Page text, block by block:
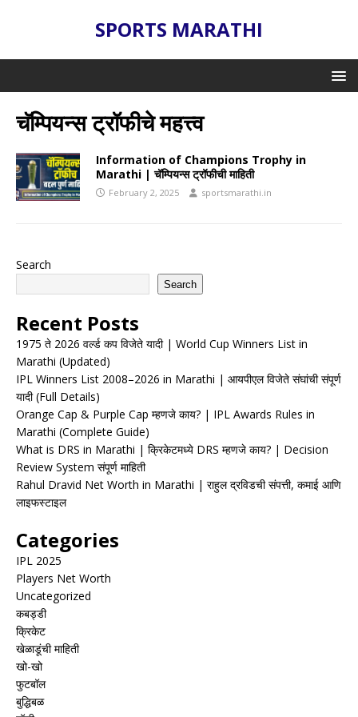
SPORTS MARATHI
चॅम्पियन्स ट्रॉफीचे महत्त्व
Information of Champions Trophy in
Marathi | चॅम्पियन्स ट्रॉफीची माहिती
February 2, 2025 sportsmarathi.in
Search
Search
Recent Posts
1975 ते 2026 वर्ल्ड कप विजेते यादी | World Cup Winners List in
Marathi (Updated)
IPL Winners List 2008–2026 in Marathi | आयपीएल विजेते संघांची संपूर्ण
यादी (Full Details)
Orange Cap & Purple Cap म्हणजे काय? | IPL Awards Rules in
Marathi (Complete Guide)
What is DRS in Marathi | क्रिकेटमध्ये DRS म्हणजे काय? | Decision
Review System संपूर्ण माहिती
Rahul Dravid Net Worth in Marathi | राहुल द्रविडची संपत्ती, कमाई आणि
लाइफस्टाइल
Categories
IPL 2025
Players Net Worth
Uncategorized
कबड्डी
क्रिकेट
खेळाडूंची माहिती
खो-खो
फुटबॉल
बुद्धिबळ